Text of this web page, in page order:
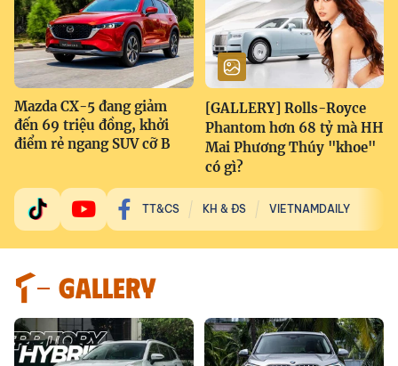
Mazda CX-5 đang giảm
đến 69 triệu đồng, khởi
điểm rẻ ngang SUV cỡ B
[GALLERY] Rolls-Royce
Phantom hơn 68 tỷ mà HH
Mai Phương Thúy "khoe"
có gì?
TT&CS KH & ĐS VIETNAMDAILY
GALLERY